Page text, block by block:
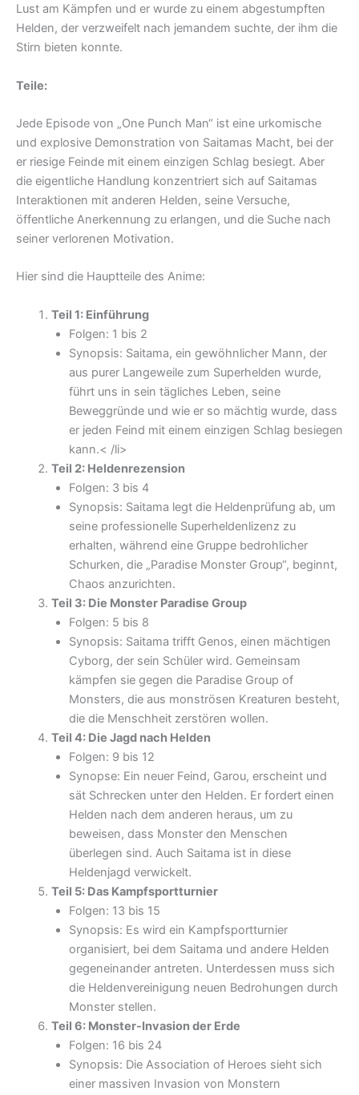
Lust am Kämpfen und er wurde zu einem abgestumpften
Helden, der verzweifelt nach jemandem suchte, der ihm die
Stirn bieten konnte.
Teile:
Jede Episode von „One Punch Man“ ist eine urkomische
und explosive Demonstration von Saitamas Macht, bei der
er riesige Feinde mit einem einzigen Schlag besiegt. Aber
die eigentliche Handlung konzentriert sich auf Saitamas
Interaktionen mit anderen Helden, seine Versuche,
öffentliche Anerkennung zu erlangen, und die Suche nach
seiner verlorenen Motivation.
Hier sind die Hauptteile des Anime:
Teil 1: Einführung
Folgen: 1 bis 2
Synopsis: Saitama, ein gewöhnlicher Mann, der
aus purer Langeweile zum Superhelden wurde,
führt uns in sein tägliches Leben, seine
Beweggründe und wie er so mächtig wurde, dass
er jeden Feind mit einem einzigen Schlag besiegen
kann.< /li>
Teil 2: Heldenrezension
Folgen: 3 bis 4
Synopsis: Saitama legt die Heldenprüfung ab, um
seine professionelle Superheldenlizenz zu
erhalten, während eine Gruppe bedrohlicher
Schurken, die „Paradise Monster Group“, beginnt,
Chaos anzurichten.
Teil 3: Die Monster Paradise Group
Folgen: 5 bis 8
Synopsis: Saitama trifft Genos, einen mächtigen
Cyborg, der sein Schüler wird. Gemeinsam
kämpfen sie gegen die Paradise Group of
Monsters, die aus monströsen Kreaturen besteht,
die die Menschheit zerstören wollen.
Teil 4: Die Jagd nach Helden
Folgen: 9 bis 12
Synopse: Ein neuer Feind, Garou, erscheint und
sät Schrecken unter den Helden. Er fordert einen
Helden nach dem anderen heraus, um zu
beweisen, dass Monster den Menschen
überlegen sind. Auch Saitama ist in diese
Heldenjagd verwickelt.
Teil 5: Das Kampfsportturnier
Folgen: 13 bis 15
Synopsis: Es wird ein Kampfsportturnier
organisiert, bei dem Saitama und andere Helden
gegeneinander antreten. Unterdessen muss sich
die Heldenvereinigung neuen Bedrohungen durch
Monster stellen.
Teil 6: Monster-Invasion der Erde
Folgen: 16 bis 24
Synopsis: Die Association of Heroes sieht sich
einer massiven Invasion von Monstern